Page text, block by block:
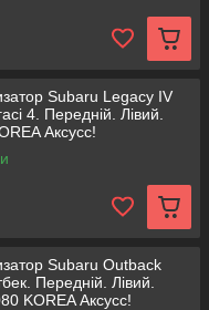
Subaru Legacy IV
4. Передній. Лівий.
Аксусс!
Subaru Outback
Передній. Лівий.
KOREA Аксусс!